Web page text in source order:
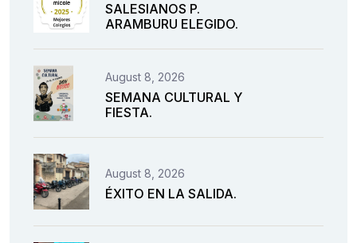
SALESIANOS P.
ARAMBURU ELEGIDO.
August 8, 2026
SEMANA CULTURAL Y
FIESTA.
August 8, 2026
ÉXITO EN LA SALIDA.